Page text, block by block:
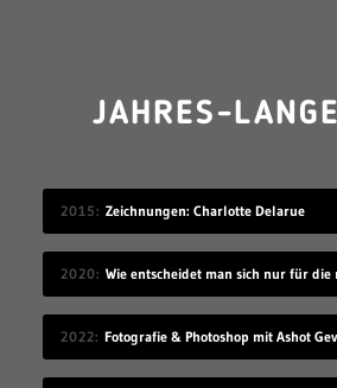
JAHRES-
2015 Zeichnungen: Charlotte Delarue
2020
2022 Fotografie & Photoshop mit Ashot